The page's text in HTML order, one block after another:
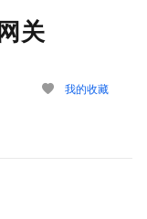
关
我的收藏